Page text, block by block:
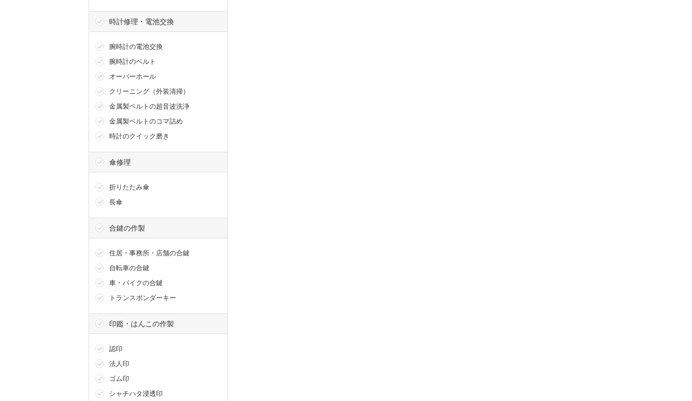
時計修理・電池交換
腕時計の電池交換
腕時計のベルト
オーバーホール
クリーニング（外装清掃）
金属製ベルトの超音波洗浄
金属製ベルトのコマ詰め
時計のクイック磨き
傘修理
折りたたみ傘
長傘
合鍵の作製
住居・事務所・店舗の合鍵
自転車の合鍵
車・バイクの合鍵
トランスポンダーキー
印鑑・はんこの作製
認印
法人印
ゴム印
シャチハタ浸透印
傘修理